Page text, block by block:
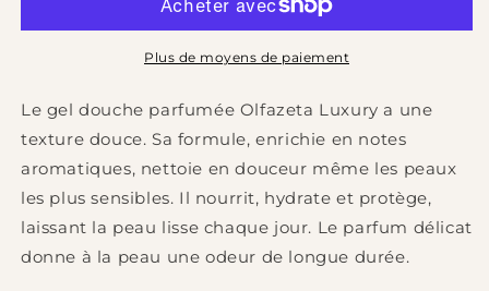
Mixte
inspiré)
250
ml
douche
Mixte
Luxury
inspiré)
250
ml
Plus de moyens de paiement
Le gel douche parfumée Olfazeta Luxury a une
texture douce. Sa formule, enrichie en notes
aromatiques, nettoie en douceur même les peaux
les plus sensibles. Il nourrit, hydrate et protège,
laissant la peau lisse chaque jour. Le parfum délicat
donne à la peau une odeur de longue durée.